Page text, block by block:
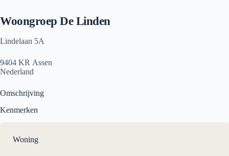
Woongroep De Linden
Lindelaan 5A
9404 KR Assen
Nederland
Omschrijving
Kenmerken
Woning